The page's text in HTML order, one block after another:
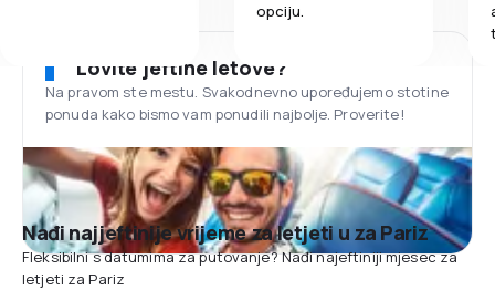
opciju.
Lovite jeftine letove?
Na pravom ste mestu. Svakodnevno upoređujemo stotine
ponuda kako bismo vam ponudili najbolje. Proverite!
Nađi najjeftinije vrijeme za letjeti u za Pariz
Fleksibilni s datumima za putovanje? Nađi najeftiniji mjesec za
letjeti za Pariz